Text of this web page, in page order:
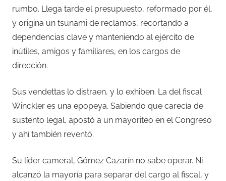
rumbo. Llega tarde el presupuesto, reformado por él,
y origina un tsunami de reclamos, recortando a
dependencias clave y manteniendo al ejército de
inútiles, amigos y familiares, en los cargos de
dirección.
Sus vendettas lo distraen, y lo exhiben. La del fiscal
Winckler es una epopeya. Sabiendo que carecía de
sustento legal, apostó a un mayoriteo en el Congreso
y ahí también reventó.
Su líder cameral, Gómez Cazarín no sabe operar. Ni
alcanzó la mayoría para separar del cargo al fiscal, y